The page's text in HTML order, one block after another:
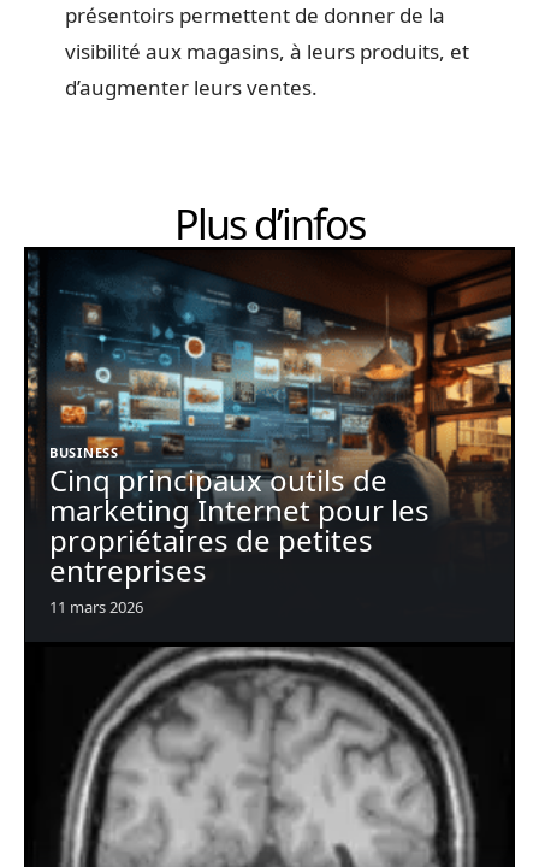
présentoirs permettent de donner de la
visibilité aux magasins, à leurs produits, et
d’augmenter leurs ventes.
Plus d’infos
BUSINESS
Cinq principaux outils de
marketing Internet pour les
propriétaires de petites
entreprises
11 mars 2026